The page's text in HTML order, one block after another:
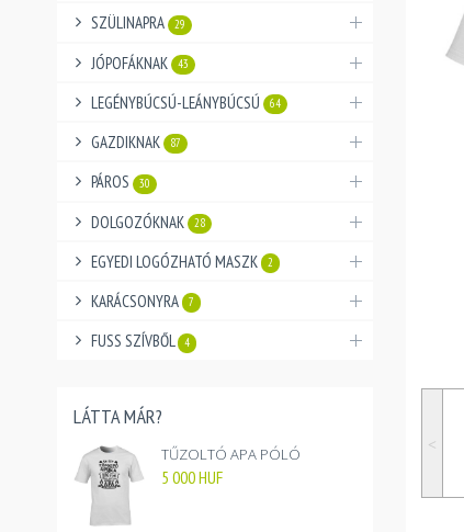
SZÜLINAPRA 29
JÓPOFÁKNAK 43
LEGÉNYBÚCSÚ-LEÁNYBÚCSÚ 64
GAZDIKNAK 87
PÁROS 30
DOLGOZÓKNAK 28
EGYEDI LOGÓZHATÓ MASZK 2
KARÁCSONYRA 7
FUSS SZÍVBŐL 4
LÁTTA MÁR?
TŰZOLTÓ APA PÓLÓ
5 000HUF
˂